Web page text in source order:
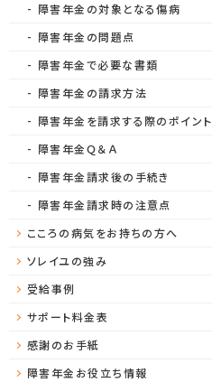
障害年金の対象となる傷病
障害年金の問題点
障害年金で必要な書類
障害年金の請求方法
障害年金を請求する際のポイント
障害年金Ｑ＆Ａ
障害年金請求後の手続き
障害年金請求時の注意点
こころの病気をお持ちの方へ
ソレイユの強み
受給事例
サポート料金表
感謝のお手紙
障害年金お役立ち情報